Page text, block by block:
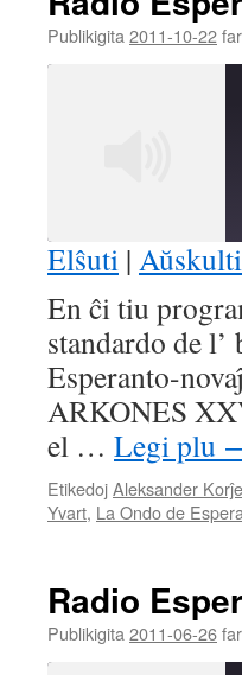
Publikigita 2011-10-22
RSS FEED
LINK
EMBED
Elŝuti |
En ĉi tiu
standardo de
Esperanto-
ARKONES
el … Legi plu
EtikedojAleksander
Yvart, La Ondo de
Radio
Publikigita 2011-06-26